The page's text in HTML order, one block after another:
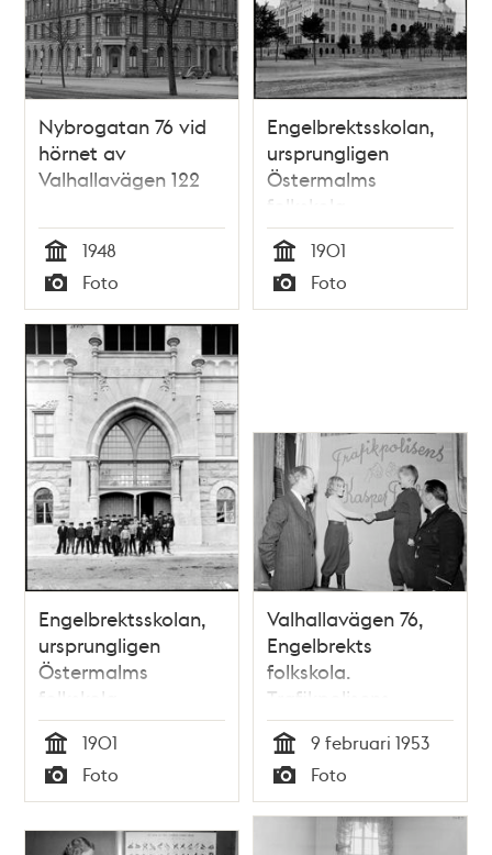
Nybrogatan 76 vid
hörnet av
Valhallavägen 122
Tid
1948
Typ
Foto
Engelbrektsskolan,
ursprungligen
Östermalms
folkskola,
Valhallavägen
Tid
1901
Typ
Foto
Engelbrektsskolan,
ursprungligen
Östermalms
folkskola,
Valhallavägen
Tid
1901
Typ
Foto
Valhallavägen 76,
Engelbrekts
folkskola.
Trafikpolisens
Kasperteater om
trafiksäkerhet
Tid
9 februari 1953
Typ
Foto